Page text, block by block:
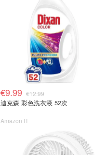
€9.99 €12.99
迪克森 彩色洗衣液 52次
Amazon IT